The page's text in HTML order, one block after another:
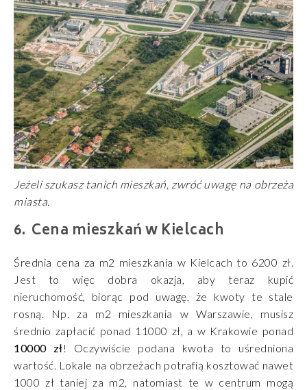
Jeżeli szukasz tanich mieszkań, zwróć uwagę na obrzeża
miasta.
Cena mieszkań w Kielcach
Średnia cena za m2 mieszkania w Kielcach to 6200 zł.
Jest to więc dobra okazja, aby teraz kupić
nieruchomość, biorąc pod uwagę, że kwoty te stale
rosną. Np. za m2 mieszkania w Warszawie, musisz
średnio zapłacić ponad 11000 zł, a w Krakowie ponad
10000 zł! Oczywiście podana kwota to uśredniona
wartość. Lokale na obrzeżach potrafią kosztować nawet
1000 zł taniej za m2, natomiast te w centrum mogą